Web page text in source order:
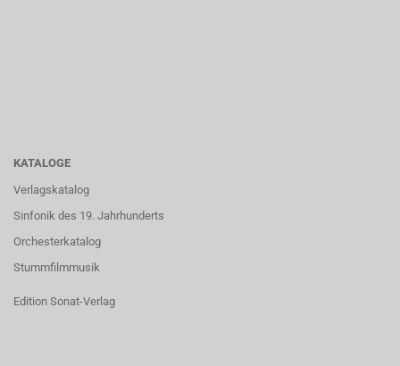
KATALOGE
Verlagskatalog
Sinfonik des 19. Jahrhunderts
Orchesterkatalog
Stummfilmmusik
Edition Sonat-Verlag